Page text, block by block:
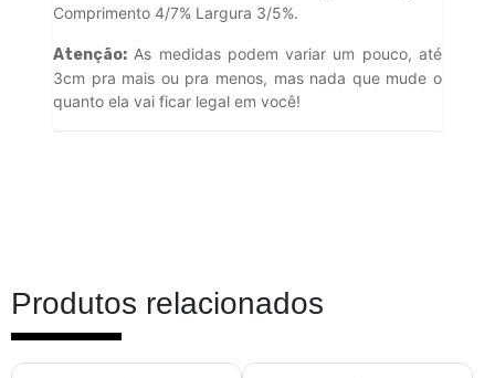
Comprimento 4/7% Largura 3/5%.
Atenção: As medidas podem variar um pouco, até
3cm pra mais ou pra menos, mas nada que mude o
quanto ela vai ficar legal em você!
Produtos relacionados